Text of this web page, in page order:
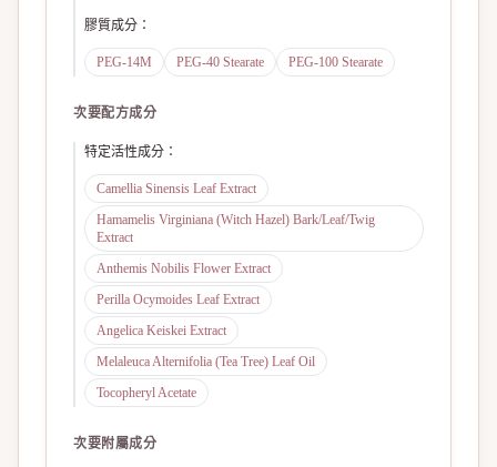
膠質成分 ：
PEG-14M PEG-40 Stearate PEG-100 Stearate
次要配方成分
特定活性成分 ：
Camellia Sinensis Leaf Extract
Hamamelis Virginiana (Witch Hazel) Bark/Leaf/Twig
Extract
Anthemis Nobilis Flower Extract
Perilla Ocymoides Leaf Extract
Angelica Keiskei Extract
Melaleuca Alternifolia (Tea Tree) Leaf Oil
Tocopheryl Acetate
次要附屬成分